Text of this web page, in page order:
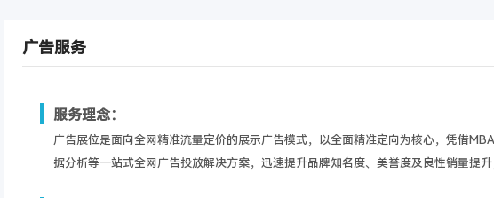
广告服务
服务理念：
广告展位是面向全网精准流量定价的展示广告模式，以全面精准定向为核心，凭借
据分析等一站式全网广告投放解决方案，迅速提升品牌知名度、美誉度及良性销量提